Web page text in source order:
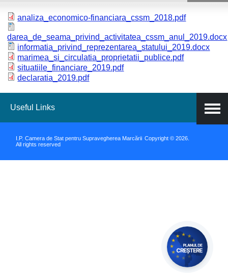
analiza_economico-financiara_cssm_2018.pdf
darea_de_seama_privind_activitatea_cssm_anul_2019.docx
informatia_privind_reprezentarea_statului_2019.docx
marimea_si_circulatia_proprietatii_publice.pdf
situatiile_financiare_2019.pdf
declaratia_2019.pdf
Useful Links
I.P. Camera de Stat pentru Supravegherea Marcării Copyright © 2026.
All rights reserved